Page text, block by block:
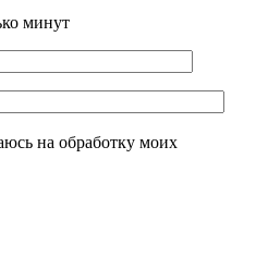
минут
на обработку моих